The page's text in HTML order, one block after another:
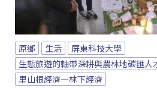
原鄉 生活
屏東科技大學
生態旅遊的軸帶深耕與農林地碳匯人
里山根經濟—林下經濟